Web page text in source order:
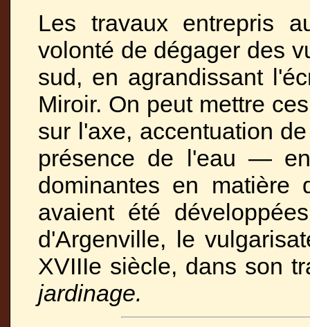
Les travaux entrepris
volonté de dégager des
sud, en agrandissant
Miroir. On peut mettre
sur l'axe, accentuation
présence de l'eau —
dominantes en matière
avaient été
d'Argenville, le
XVIIIe siècle, dans son
jardinage.